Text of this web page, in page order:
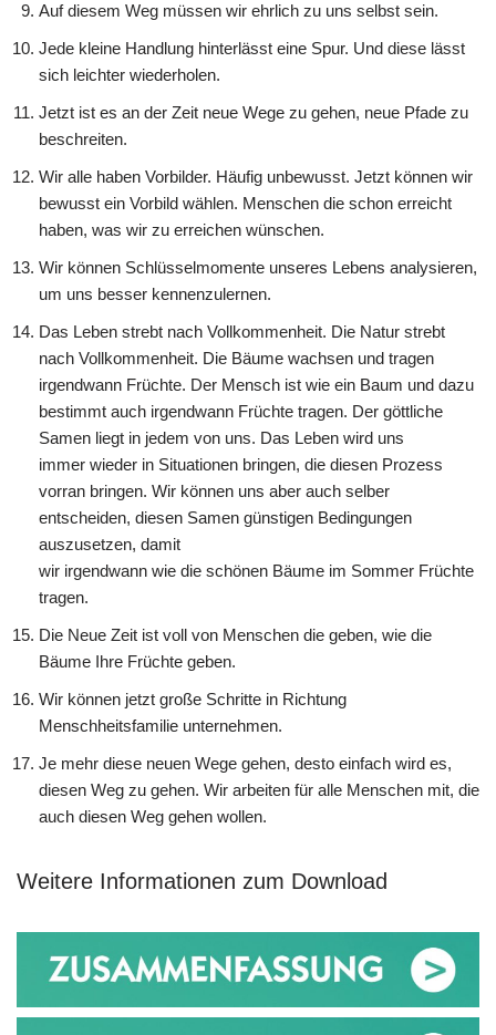
Auf diesem Weg müssen wir ehrlich zu uns selbst sein.
Jede kleine Handlung hinterlässt eine Spur. Und diese lässt
sich leichter wiederholen.
Jetzt ist es an der Zeit neue Wege zu gehen, neue Pfade zu
beschreiten.
Wir alle haben Vorbilder. Häufig unbewusst. Jetzt können wir
bewusst ein Vorbild wählen. Menschen die schon erreicht
haben, was wir zu erreichen wünschen.
Wir können Schlüsselmomente unseres Lebens analysieren,
um uns besser kennenzulernen.
Das Leben strebt nach Vollkommenheit. Die Natur strebt
nach Vollkommenheit. Die Bäume wachsen und tragen
irgendwann Früchte. Der Mensch ist wie ein Baum und dazu
bestimmt auch irgendwann Früchte tragen. Der göttliche
Samen liegt in jedem von uns. Das Leben wird uns
immer wieder in Situationen bringen, die diesen Prozess
vorran bringen. Wir können uns aber auch selber
entscheiden, diesen Samen günstigen Bedingungen
auszusetzen, damit
wir irgendwann wie die schönen Bäume im Sommer Früchte
tragen.
Die Neue Zeit ist voll von Menschen die geben, wie die
Bäume Ihre Früchte geben.
Wir können jetzt große Schritte in Richtung
Menschheitsfamilie unternehmen.
Je mehr diese neuen Wege gehen, desto einfach wird es,
diesen Weg zu gehen. Wir arbeiten für alle Menschen mit, die
auch diesen Weg gehen wollen.
Weitere Informationen zum Download